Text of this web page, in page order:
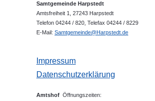
Samtgemeinde Harpstedt
Amtsfreiheit 1, 27243 Harpstedt
Telefon 04244 / 820, Telefax 04244 / 8229
E-Mail: Samtgemeinde@Harpstedt.de
Impressum
Datenschutzerklärung
Amtshof Öffnungszeiten: